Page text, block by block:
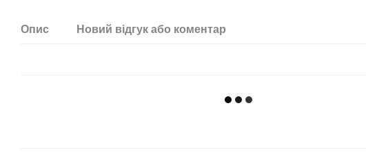
Опис Новий відгук або коментар